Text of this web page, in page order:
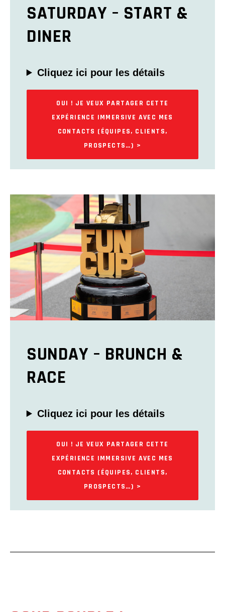
SATURDAY – START &
DINER
Cliquez ici pour les détails
OUI ! JE VEUX PARTAGER CETTE
EXPÉRIENCE IMMERSIVE AVEC MES
CONTACTS (ÉQUIPES, CLIENTS,
PROSPECTS…) >
SUNDAY – BRUNCH &
RACE
Cliquez ici pour les détails
OUI ! JE VEUX PARTAGER CETTE
EXPÉRIENCE IMMERSIVE AVEC MES
CONTACTS (ÉQUIPES, CLIENTS,
PROSPECTS…) >